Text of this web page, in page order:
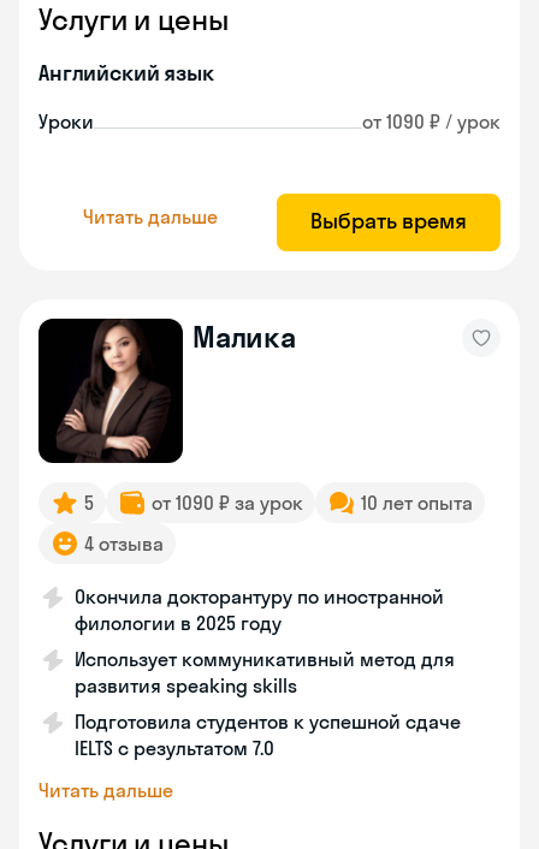
Услуги и цены
Английский язык
Уроки от 1090 ₽ / урок
Читать дальше Выбрать время
Малика
5 от 1090 ₽ за урок
10 лет опыта
4 отзыва
Окончила докторантуру по иностранной
филологии в 2025 году
Использует коммуникативный метод для
развития speaking skills
Подготовила студентов к успешной сдаче
IELTS с результатом 7.0
Читать дальше